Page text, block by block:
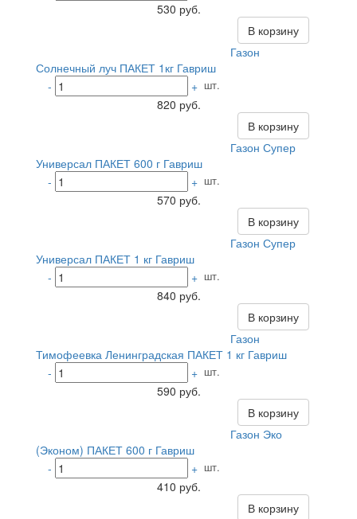
530 руб.
В корзину
Газон
Солнечный луч ПАКЕТ 1кг Гавриш
-
+ шт.
820 руб.
В корзину
Газон Супер
Универсал ПАКЕТ 600 г Гавриш
-
+ шт.
570 руб.
В корзину
Газон Супер
Универсал ПАКЕТ 1 кг Гавриш
-
+ шт.
840 руб.
В корзину
Газон
Тимофеевка Ленинградская ПАКЕТ 1 кг Гавриш
-
+ шт.
590 руб.
В корзину
Газон Эко
(Эконом) ПАКЕТ 600 г Гавриш
-
+ шт.
410 руб.
В корзину